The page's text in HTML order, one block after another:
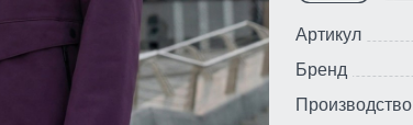
Артикул
Бренд
Производство